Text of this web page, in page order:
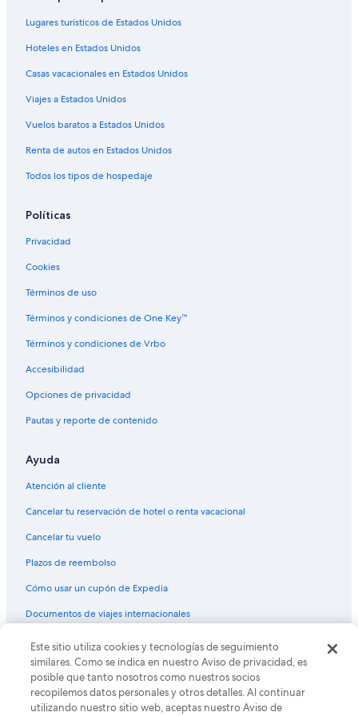
Hoteles que aceptan mascotas en Calgary
Hoteles en Calgary
Moteles en Calgary
Residencias en Calgary
Lugares turísticos de Estados Unidos
Hoteles en Estados Unidos
Casas vacacionales en Estados Unidos
Viajes a Estados Unidos
Vuelos baratos a Estados Unidos
Renta de autos en Estados Unidos
Todos los tipos de hospedaje
Políticas
Privacidad
Cookies
Términos de uso
Términos y condiciones de One Key™
Términos y condiciones de Vrbo
Accesibilidad
Opciones de privacidad
Pautas y reporte de contenido
Ayuda
Atención al cliente
Cancelar tu reservación de hotel o renta vacacional
Cancelar tu vuelo
Plazos de reembolso
Cómo usar un cupón de Expedia
Documentos de viajes internacionales
© 2026 Expedia, Inc., una empresa de Expedia Group. Todos los
derechos reservados. Expedia y el logo de Expedia son marcas
registradas o marcas comerciales de Expedia, Inc. CST# 2029030-50.
Este sitio utiliza cookies y tecnologías de seguimiento
similares. Como se indica en nuestro Aviso de privacidad, es
posible que tanto nosotros como nuestros socios
recopilemos datos personales y otros detalles. Al continuar
utilizando nuestro sitio web, aceptas nuestro Aviso de